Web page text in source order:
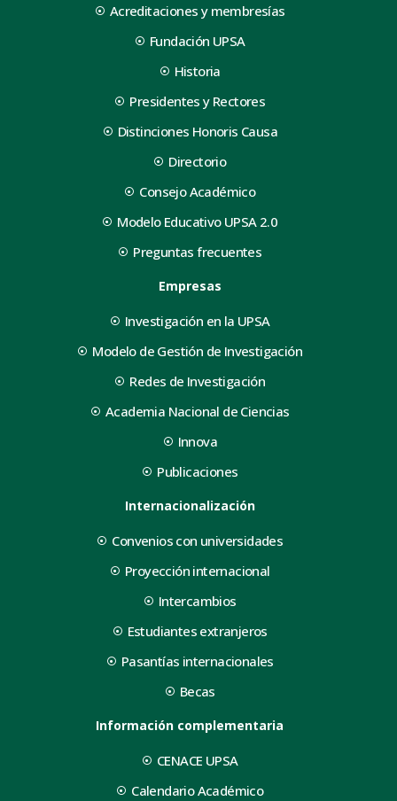
Acreditaciones y membresías
Fundación UPSA
Historia
Presidentes y Rectores
Distinciones Honoris Causa
Directorio
Consejo Académico
Modelo Educativo UPSA 2.0
Preguntas frecuentes
Empresas
Investigación en la UPSA
Modelo de Gestión de Investigación
Redes de Investigación
Academia Nacional de Ciencias
Innova
Publicaciones
Internacionalización
Convenios con universidades
Proyección internacional
Intercambios
Estudiantes extranjeros
Pasantías internacionales
Becas
Información complementaria
CENACE UPSA
Calendario Académico